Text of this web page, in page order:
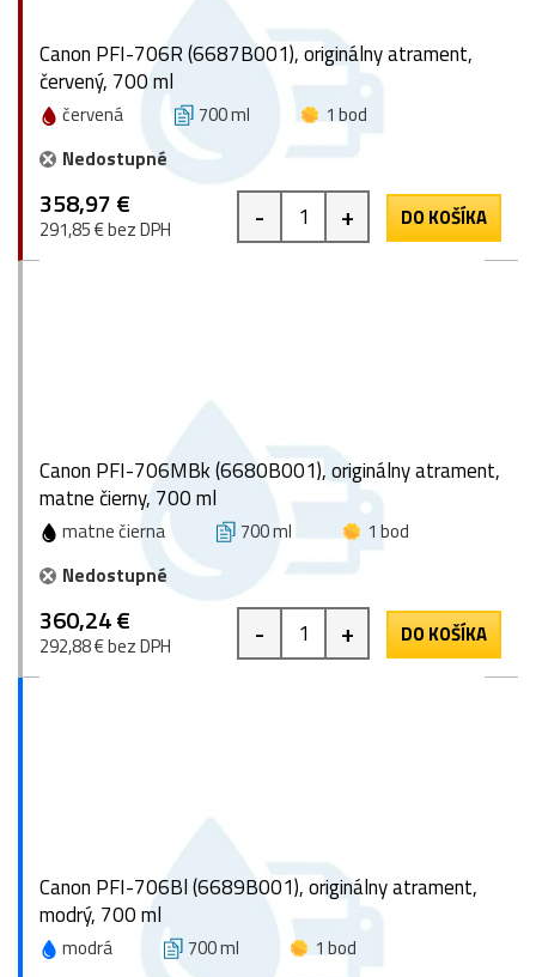
Canon PFI-706R (6687B001), originálny atrament,
červený, 700 ml
červená 700 ml
1 bod
Nedostupné
358,97 €
291,85 € bez DPH - + DO KOŠÍKA
Canon PFI-706MBk (6680B001), originálny atrament,
matne čierny, 700 ml
matne čierna 700 ml
1 bod
Nedostupné
360,24 €
292,88 € bez DPH - + DO KOŠÍKA
Canon PFI-706Bl (6689B001), originálny atrament,
modrý, 700 ml
modrá 700 ml
1 bod